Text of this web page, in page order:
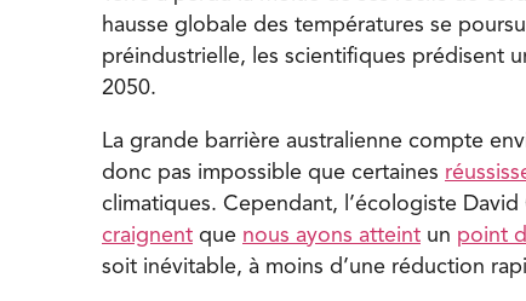
hausse globale des températures se
préindustrielle, les scientifiques prédisent
2050.
La grande barrière australienne compte
donc pas impossible que certaines
climatiques. Cependant, l’écologiste
craignent que nous ayons atteint un point
soit inévitable, à moins d’une réduction